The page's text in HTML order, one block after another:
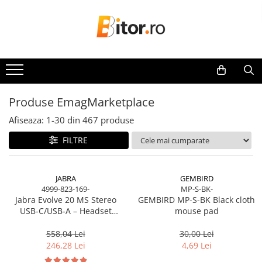
Laptop , PC, Tablete
Laptop-uri
Laptop-uri Gaming
Laptop-uri Workstation
Laptop-uri Business
Desktop PC
Sistem barebone
Imprimante, Scannere,
Imprimante & Multifuncționale
Produse EmagMarketplace
Afiseaza: 1-30 din 467 produse
FILTRE
JABRA
4999-823-169-
Jabra Evolve 20 MS Stereo
USB‑C/USB‑A – Headset
Certified
558,04 Lei
246,28 Lei
GEMBIRD
MP-S-BK-
GEMBIRD MP-S-BK Black cloth
mouse pad
30,00 Lei
4,69 Lei